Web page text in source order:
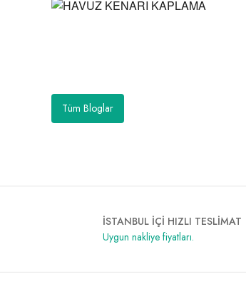
Tüm Bloglar
İSTANBUL İÇİ HIZLI TESLİMAT
Uygun nakliye fiyatları.